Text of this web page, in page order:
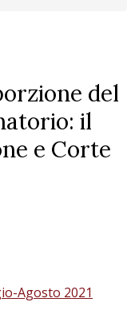
del
il
e Corte
Agosto 2021